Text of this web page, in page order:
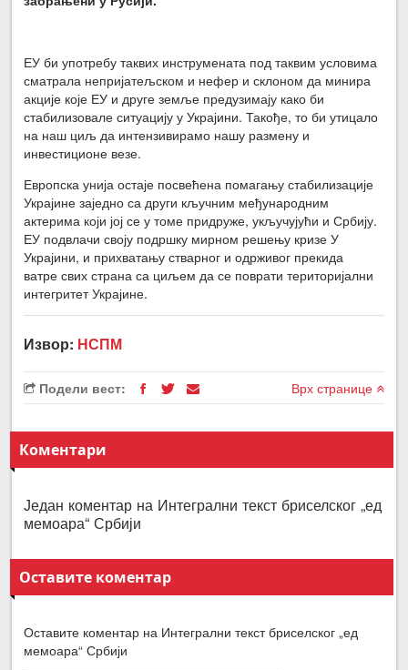
ЕУ би употребу таквих инструмената под таквим условима
сматрала непријатељском и нефер и склоном да минира
акције које ЕУ и друге земље предузимају како би
стабилизовале ситуацију у Украјини. Такође, то би утицало
на наш циљ да интензивирамо нашу размену и
инвестиционе везе.
Европска унија остаје посвећена помагању стабилизације
Украјине заједно са други кључним међународним
актерима који јој се у томе придруже, укључујући и Србију.
ЕУ подвлачи своју подршку мирном решењу кризе У
Украјини, и прихватању стварног и одрживог прекида
ватре свих страна са циљем да се поврати територијални
интегритет Украјине.
Извор: НСПМ
Подели вест: Врх странице
Коментари
Један коментар на Интегрални текст бриселског „ед
мемоара“ Србији
Оставите коментар
Оставите коментар на Интегрални текст бриселског „ед
мемоара“ Србији